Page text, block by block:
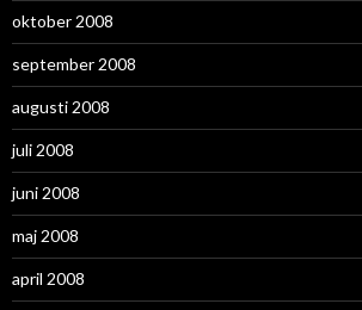
oktober 2008
september 2008
augusti 2008
juli 2008
juni 2008
maj 2008
april 2008